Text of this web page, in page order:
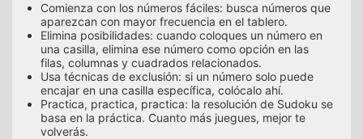
Comienza con los números fáciles: busca números que
aparezcan con mayor frecuencia en el tablero.
Elimina posibilidades: cuando coloques un número en
una casilla, elimina ese número como opción en las
filas, columnas y cuadrados relacionados.
Usa técnicas de exclusión: si un número solo puede
encajar en una casilla específica, colócalo ahí.
Practica, practica, practica: la resolución de Sudoku se
basa en la práctica. Cuanto más juegues, mejor te
volverás.